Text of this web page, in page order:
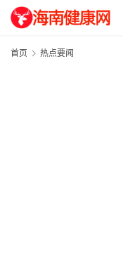
首页 热点要闻